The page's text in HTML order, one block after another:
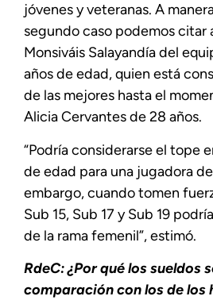
jóvenes y veteranas. A
segundo caso podemos citar
Monsiváis Salayandía del
años de edad, quien está
de las mejores hasta el
Alicia Cervantes de 28 años.
“Podría considerarse el tope
de edad para una jugadora
embargo, cuando tomen
Sub 15, Sub 17 y Sub 19
de la rama femenil”, estimó.
RdeC: ¿Por qué los sueldos
comparación con los de los